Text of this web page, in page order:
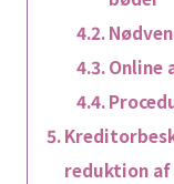
Online
reduktion